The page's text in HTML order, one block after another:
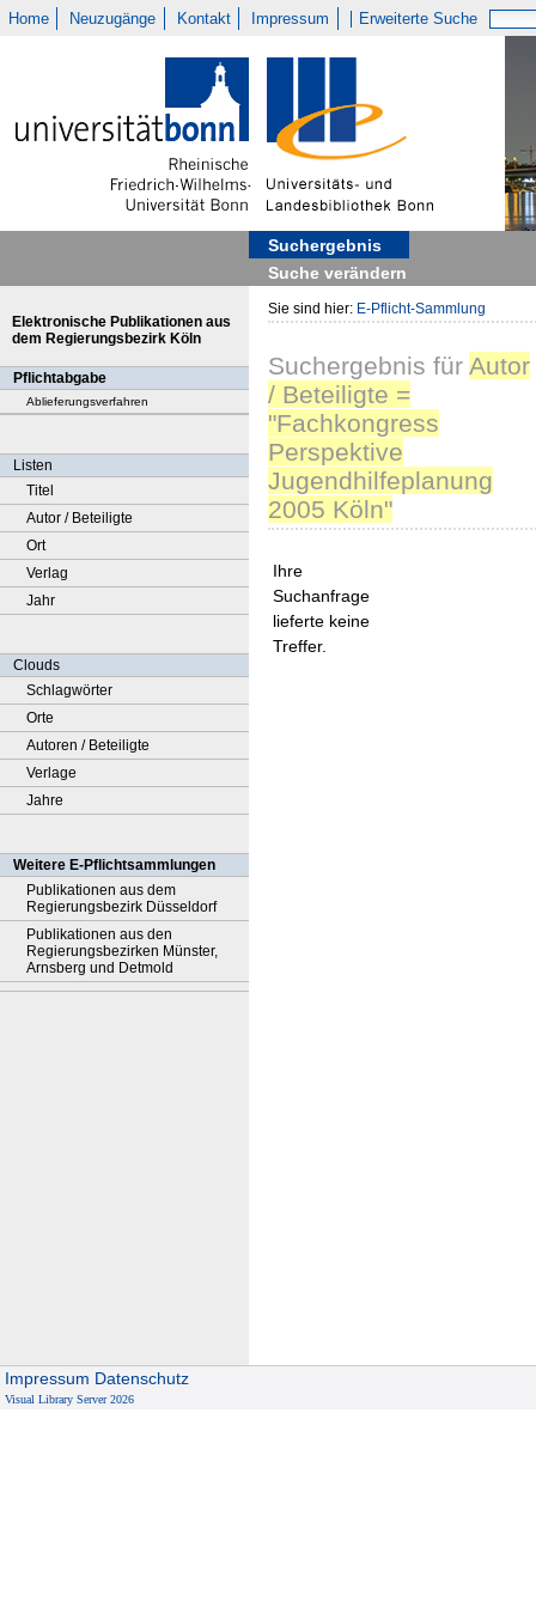
Home Neuzugänge Kontakt Impressum Erweiterte Suche
Suchergebnis
Suche verändern
Elektronische Publikationen aus
dem Regierungsbezirk Köln
Pflichtabgabe
Ablieferungsverfahren
Listen
Titel
Autor / Beteiligte
Ort
Verlag
Jahr
Clouds
Schlagwörter
Orte
Autoren / Beteiligte
Verlage
Jahre
Weitere E-Pflichtsammlungen
Publikationen aus dem
Regierungsbezirk Düsseldorf
Publikationen aus den
Regierungsbezirken Münster,
Arnsberg und Detmold
Sie sind hier: E-Pflicht-Sammlung
Suchergebnis für Autor
/ Beteiligte =
"Fachkongress
Perspektive
Jugendhilfeplanung
2005 Köln"
Ihre
Suchanfrage
lieferte keine
Treffer.
Impressum Datenschutz
Visual Library Server 2026